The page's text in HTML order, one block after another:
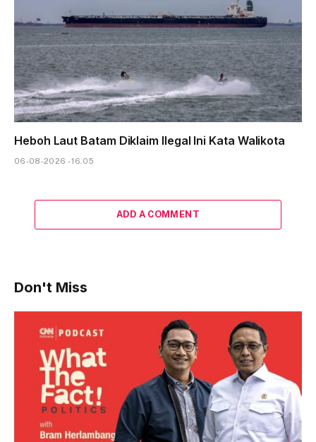
Heboh Laut Batam Diklaim Ilegal Ini Kata Walikota
06-08-2026 - 16.05
ADD A COMMENT
Don't Miss